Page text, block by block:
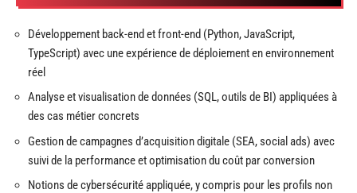
Développement back-end et front-end (Python, JavaScript,
TypeScript) avec une expérience de déploiement en environnement
réel
Analyse et visualisation de données (SQL, outils de BI) appliquées à
des cas métier concrets
Gestion de campagnes d’acquisition digitale (SEA, social ads) avec
suivi de la performance et optimisation du coût par conversion
Notions de cybersécurité appliquée, y compris pour les profils non